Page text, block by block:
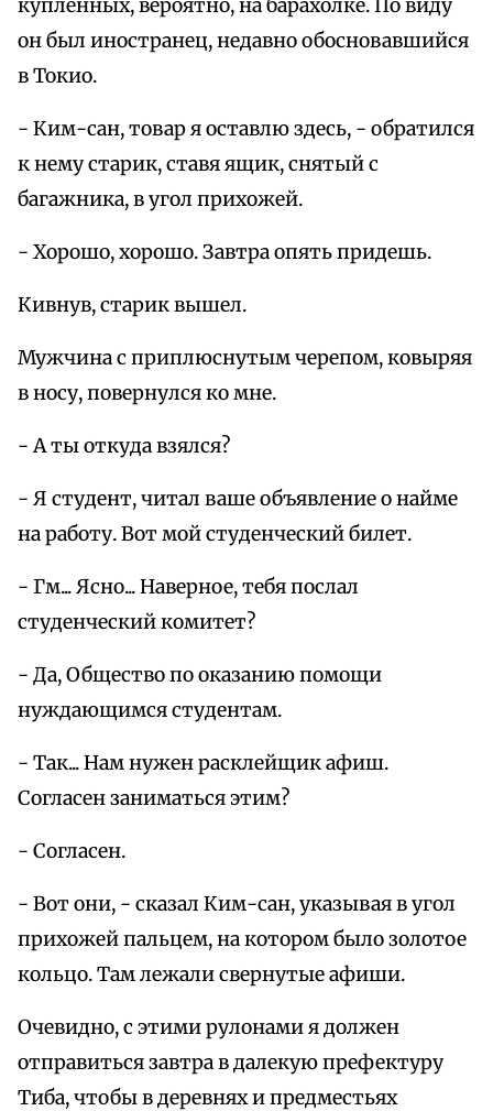
купленных, вероятно, на барахолке. По виду
он был иностранец, недавно обосновавшийся
в Токио.
- Ким-сан, товар я оставлю здесь, - обратился
к нему старик, ставя ящик, снятый с
багажника, в угол прихожей.
- Хорошо, хорошо. Завтра опять придешь.
Кивнув, старик вышел.
Мужчина с приплюснутым черепом, ковыряя
в носу, повернулся ко мне.
- А ты откуда взялся?
- Я студент, читал ваше объявление о найме
на работу. Вот мой студенческий билет.
- Гм... Ясно... Наверное, тебя послал
студенческий комитет?
- Да, Общество по оказанию помощи
нуждающимся студентам.
- Так... Нам нужен расклейщик афиш.
Согласен заниматься этим?
- Согласен.
- Вот они, - сказал Ким-сан, указывая в угол
прихожей пальцем, на котором было золотое
кольцо. Там лежали свернутые афиши.
Очевидно, с этими рулонами я должен
отправиться завтра в далекую префектуру
Тиба, чтобы в деревнях и предместьях